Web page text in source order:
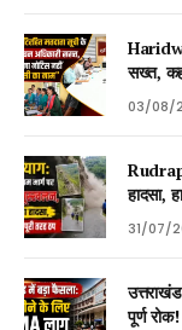
सख्त,
03/08/
हादसा,
31/07/
पूर्ण रोक!